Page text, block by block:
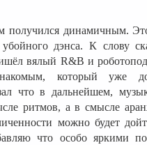
получился динамичным.
убойного дэнса. К слову
вялый R&B и
который уже
что в дальнейшем,
ритмов, а в смысле
можно будет
что особо яркими